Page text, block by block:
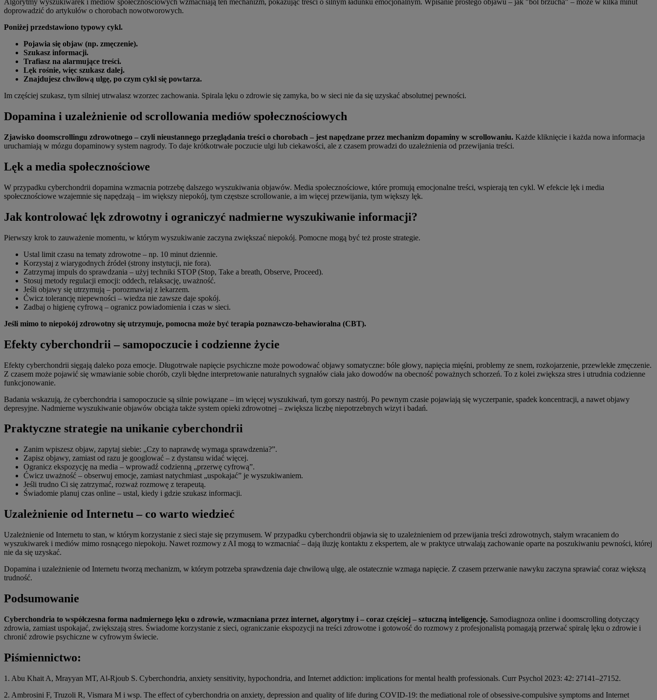
Algorytmy wyszukiwarek i mediów społecznościowych wzmacniają ten mechanizm, pokazując treści o silnym ładunku emocjonalnym. Wpisanie prostego objawu – jak "ból brzucha" – może w kilka minut
doprowadzić do artykułów o chorobach nowotworowych.
Poniżej przedstawiono typowy cykl.
Pojawia się objaw (np. zmęczenie).
Szukasz informacji.
Trafiasz na alarmujące treści.
Lęk rośnie, więc szukasz dalej.
Znajdujesz chwilową ulgę, po czym cykl się powtarza.
Im częściej szukasz, tym silniej utrwalasz wzorzec zachowania. Spirala lęku o zdrowie się zamyka, bo w sieci nie da się uzyskać absolutnej pewności.
Dopamina i uzależnienie od scrollowania mediów społecznościowych
Zjawisko doomscrollingu zdrowotnego – czyli nieustannego przeglądania treści o chorobach – jest napędzane przez mechanizm dopaminy w scrollowaniu. Każde kliknięcie i każda nowa informacja
uruchamiają w mózgu dopaminowy system nagrody. To daje krótkotrwałe poczucie ulgi lub ciekawości, ale z czasem prowadzi do uzależnienia od przewijania treści.
Lęk a media społecznościowe
W przypadku cyberchondrii dopamina wzmacnia potrzebę dalszego wyszukiwania objawów. Media społecznościowe, które promują emocjonalne treści, wspierają ten cykl. W efekcie lęk i media
społecznościowe wzajemnie się napędzają – im większy niepokój, tym częstsze scrollowanie, a im więcej przewijania, tym większy lęk.
Jak kontrolować lęk zdrowotny i ograniczyć nadmierne wyszukiwanie informacji?
Pierwszy krok to zauważenie momentu, w którym wyszukiwanie zaczyna zwiększać niepokój. Pomocne mogą być też proste strategie.
Ustal limit czasu na tematy zdrowotne – np. 10 minut dziennie.
Korzystaj z wiarygodnych źródeł (strony instytucji, nie fora).
Zatrzymaj impuls do sprawdzania – użyj techniki STOP (Stop, Take a breath, Observe, Proceed).
Stosuj metody regulacji emocji: oddech, relaksację, uważność.
Jeśli objawy się utrzymują – porozmawiaj z lekarzem.
Ćwicz tolerancję niepewności – wiedza nie zawsze daje spokój.
Zadbaj o higienę cyfrową – ogranicz powiadomienia i czas w sieci.
Jeśli mimo to niepokój zdrowotny się utrzymuje, pomocna może być terapia poznawczo-behawioralna (CBT).
Efekty cyberchondrii – samopoczucie i codzienne życie
Efekty cyberchondrii sięgają daleko poza emocje. Długotrwałe napięcie psychiczne może powodować objawy somatyczne: bóle głowy, napięcia mięśni, problemy ze snem, rozkojarzenie, przewlekłe zmęczenie.
Z czasem może pojawić się wmawianie sobie chorób, czyli błędne interpretowanie naturalnych sygnałów ciała jako dowodów na obecność poważnych schorzeń. To z kolei zwiększa stres i utrudnia codzienne
funkcjonowanie.
Badania wskazują, że cyberchondria i samopoczucie są silnie powiązane – im więcej wyszukiwań, tym gorszy nastrój. Po pewnym czasie pojawiają się wyczerpanie, spadek koncentracji, a nawet objawy
depresyjne. Nadmierne wyszukiwanie objawów obciąża także system opieki zdrowotnej – zwiększa liczbę niepotrzebnych wizyt i badań.
Praktyczne strategie na unikanie cyberchondrii
Zanim wpiszesz objaw, zapytaj siebie: „Czy to naprawdę wymaga sprawdzenia?”.
Zapisz objawy, zamiast od razu je googlować – z dystansu widać więcej.
Ogranicz ekspozycję na media – wprowadź codzienną „przerwę cyfrową”.
Ćwicz uważność – obserwuj emocje, zamiast natychmiast „uspokajać” je wyszukiwaniem.
Jeśli trudno Ci się zatrzymać, rozważ rozmowę z terapeutą.
Świadomie planuj czas online – ustal, kiedy i gdzie szukasz informacji.
Uzależnienie od Internetu – co warto wiedzieć
Uzależnienie od Internetu to stan, w którym korzystanie z sieci staje się przymusem. W przypadku cyberchondrii objawia się to uzależnieniem od przewijania treści zdrowotnych, stałym wracaniem do
wyszukiwarek i mediów mimo rosnącego niepokoju. Nawet rozmowy z AI mogą to wzmacniać – dają iluzję kontaktu z ekspertem, ale w praktyce utrwalają zachowanie oparte na poszukiwaniu pewności, której
nie da się uzyskać.
Dopamina i uzależnienie od Internetu tworzą mechanizm, w którym potrzeba sprawdzenia daje chwilową ulgę, ale ostatecznie wzmaga napięcie. Z czasem przerwanie nawyku zaczyna sprawiać coraz większą
trudność.
Podsumowanie
Cyberchondria to współczesna forma nadmiernego lęku o zdrowie, wzmacniana przez internet, algorytmy i – coraz częściej – sztuczną inteligencję. Samodiagnoza online i doomscrolling dotyczący
zdrowia, zamiast uspokajać, zwiększają stres. Świadome korzystanie z sieci, ograniczanie ekspozycji na treści zdrowotne i gotowość do rozmowy z profesjonalistą pomagają przerwać spiralę lęku o zdrowie i
chronić zdrowie psychiczne w cyfrowym świecie.
Piśmiennictwo:
1. Abu Khait A, Mrayyan MT, Al-Rjoub S. Cyberchondria, anxiety sensitivity, hypochondria, and Internet addiction: implications for mental health professionals. Curr Psychol 2023: 42: 27141–27152.
2. Ambrosini F, Truzoli R, Vismara M i wsp. The effect of cyberchondria on anxiety, depression and quality of life during COVID-19: the mediational role of obsessive-compulsive symptoms and Internet